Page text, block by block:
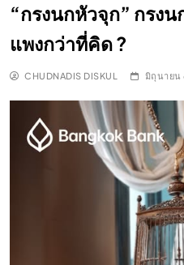
“กรงนกหัวจุก” กรง
แพงกว่าที่คิด ?
CHUDNADIS DISKUL มิถุนายน